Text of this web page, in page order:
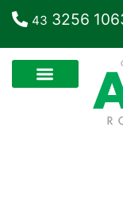
43 3256